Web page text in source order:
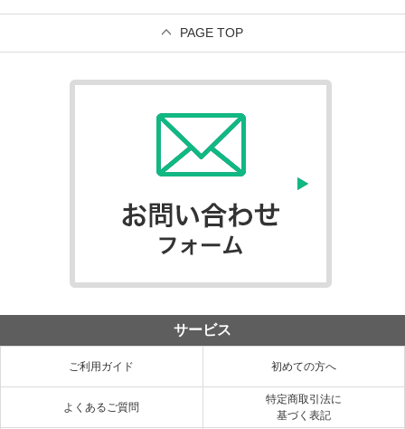
PAGE TOP
サービス
ご利用ガイド 初めての方へ
よくあるご質問
特定商取引法に
基づく表記